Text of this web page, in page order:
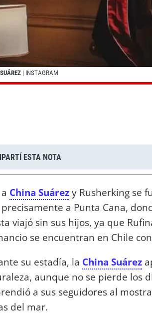
| INSTAGRAM
ESTA NOTA
a China Suárezy Rusherking se
precisamente a Punta Cana,
viajó sin sus hijos, ya que
se encuentran en Chile
su estadía, la China Suárez
aunque no se pierde los
a sus seguidores al
del mar.